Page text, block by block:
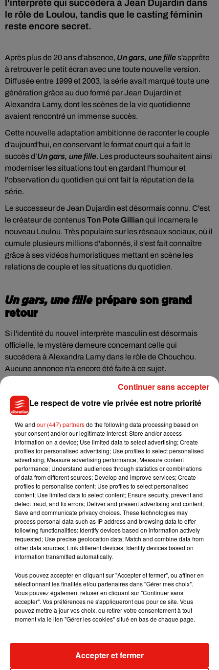
l'interprète qui succédera à Jean Dujardin dans
le rôle de Loulou, tandis que le casting féminin
reste encore secret.
Après plus de 20 ans d'absence, Un gars, une filles'apprête
à retrouver le petit écran avec une toute nouvelle version.
Diffusée entre 1999 et 2003, la série avait marqué toute une
génération grâce au duo formé par Jean Dujardin et
Alexandra Lamy, dont les scènes de la vie quotidienne
avaient rencontré un immense succès.
Cette nouvelle adaptation ambitionne de raconter le couple
d'aujourd'hui, en conservant le format court qui a fait le
succès d’Un gars, une fille. Les producteurs souhaitent ainsi
moderniser les situations tout en gardant l'humour et
l'observation du quotidien qui ont fait la réputation de la
série.
Le successeur de Jean Dujardin est désormais connu. C'est
le créateur de contenusTon Pote Gillianqui incarnera le
nouveau Loulou. Très populaire sur les réseaux sociaux, où il
cumule plusieurs millions d'abonnés, il s'est fait connaître
grâce à ses vidéos humoristiques mettant en scène les
relations de couple et les situations du quotidien.
Un gars, une filleprépare son grand
retour
Si l'identité du nouvel interprète masculin est désormais
officielle, le mystère demeure concernant celle qui
succédera à Alexandra Lamy dans le rôle de Chouchou.
Aucune annonce n'a encore été faite à ce sujet.
Un gars, une fillecomprendra une
centaine d'épisodes. Les nouvelles histoires s'inspireront de
la vie de couple contemporaine, avec des thématiques en
ou encore les évolutions des relations amoureuses.
Le programme bénéficie déjà d'une forte attente auprès des
téléspectateurs, tant la série originale reste ancrée dans la
mémoire collective. Jean Dujardin et Alexandra Lamy
avaient largement contribué à son succès, avant de
poursuivre chacun une brillante carrière au cinéma et à la
télévision.
Musique
7 août 2026
Julien Lieb s’essaye à la vie de chatelain
dans son nouveau clip
Madonna sort enfin le remix de « Love
Le respect de votre vie privée est notre priorité
We and our (447) partnersdo the following data processing based on
your consent and/or our legitimate interest: Store and/or access
information on a device; Use limited data to select advertising; Create
profiles for personalised advertising; Use profiles to select personalised
advertising; Measure advertising performance; Measure content
performance; Understand audiences through statistics or combinations
of data from different sources; Develop and improve services; Create
profiles to personalise content; Use profiles to select personalised
content; Use limited data to select content; Ensure security, prevent and
detect fraud, and fix errors; Deliver and present advertising and content;
Save and communicate privacy choices. These technologies may
process personal data such as IP address and browsing data to offer
following functionalities: Identify devices based on information actively
requested; Use precise geolocation data; Match and combine data from
other data sources; Link different devices; Identify devices based on
information transmitted automatically.
Vous pouvez accepter en cliquant sur "Accepter et fermer", ou affiner en
sélectionnant les finalités et/ou partenaires dans "Gérer mes choix".
Vous pouvez également refuser en cliquant sur "Continuer sans
accepter". Vos préférences ne s'appliqueront que pour ce site. Vous
pouvez mettre à jour vos choix, ou retirer votre consentement à tout
moment via le lien "Gérer les cookies" situé en bas de chaque page.
Accepter et fermer
Continuer sans accepter